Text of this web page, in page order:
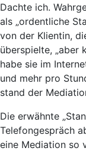
Dachte ich.
als „ordentliche
von der Klientin,
überspielte, „aber
habe sie im
und mehr pro
stand der
Die erwähnte
Telefongespräch
eine Mediation so